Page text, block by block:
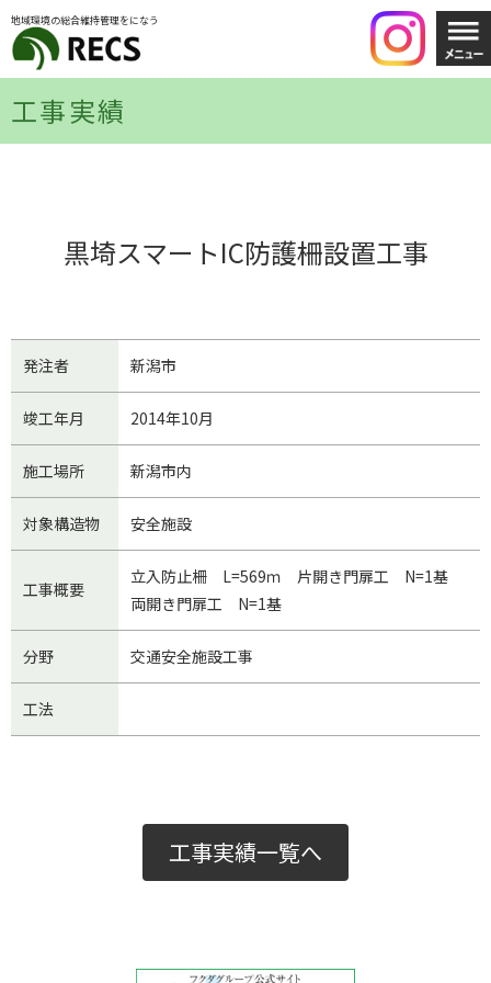
地域環境の総合維持管理をになう
工事実績
黒埼スマートIC防護柵設置工事
発注者 新潟市
竣工年月 2014年10月
施工場所 新潟市内
対象構造物 安全施設
工事概要
立入防止柵 L=569ｍ 片開き門扉工 N=1基
両開き門扉工 N=1基
分野 交通安全施設工事
工法
工事実績一覧へ